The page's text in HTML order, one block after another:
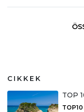
CIKKEK
TOP
TOP10